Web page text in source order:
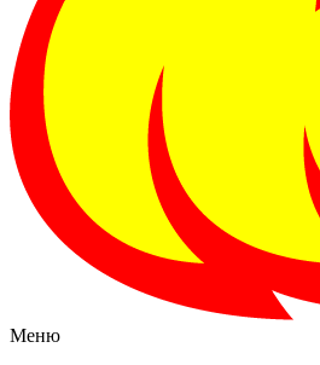
Меню